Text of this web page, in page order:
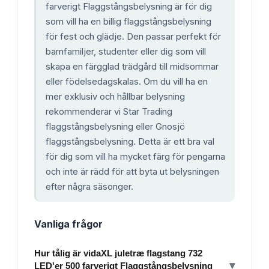
farverigt Flaggstångsbelysning är för dig
som vill ha en billig flaggstångsbelysning
för fest och glädje. Den passar perfekt för
barnfamiljer, studenter eller dig som vill
skapa en färgglad trädgård till midsommar
eller födelsedagskalas. Om du vill ha en
mer exklusiv och hållbar belysning
rekommenderar vi Star Trading
flaggstångsbelysning eller Gnosjö
flaggstångsbelysning. Detta är ett bra val
för dig som vill ha mycket färg för pengarna
och inte är rädd för att byta ut belysningen
efter några säsonger.
Vanliga frågor
Hur tålig är vidaXL juletræ flagstang 732
LED'er 500 farverigt Flaggstångsbelysning
▾